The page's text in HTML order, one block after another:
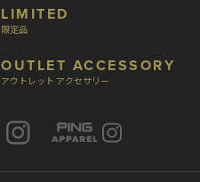
LIMITED
限定品
OUTLET ACCESSORY
アウトレット アクセサリー